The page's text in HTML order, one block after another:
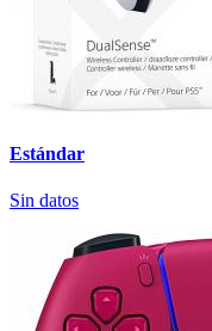
Estándar
Sin datos